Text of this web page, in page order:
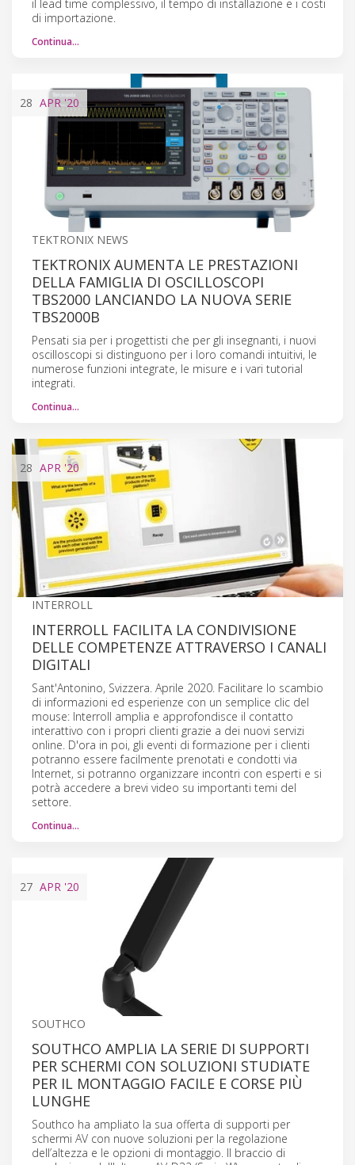
il lead time complessivo, il tempo di installazione e i costi
di importazione.
Continua…
28 APR '20
TEKTRONIX NEWS
TEKTRONIX AUMENTA LE PRESTAZIONI
DELLA FAMIGLIA DI OSCILLOSCOPI
TBS2000 LANCIANDO LA NUOVA SERIE
TBS2000B
Pensati sia per i progettisti che per gli insegnanti, i nuovi
oscilloscopi si distinguono per i loro comandi intuitivi, le
numerose funzioni integrate, le misure e i vari tutorial
integrati.
Continua…
28 APR'20
INTERROLL
INTERROLL FACILITA LA CONDIVISIONE
DELLE COMPETENZE ATTRAVERSO I CANALI
DIGITALI
Sant'Antonino, Svizzera. Aprile 2020. Facilitare lo scambio
di informazioni ed esperienze con un semplice clic del
mouse: Interroll amplia e approfondisce il contatto
interattivo con i propri clienti grazie a dei nuovi servizi
online. D'ora in poi, gli eventi di formazione per i clienti
potranno essere facilmente prenotati e condotti via
Internet, si potranno organizzare incontri con esperti e si
potrà accedere a brevi video su importanti temi del
settore.
Continua…
27 APR '20
SOUTHCO
SOUTHCO AMPLIA LA SERIE DI SUPPORTI
PER SCHERMI CON SOLUZIONI STUDIATE
PER IL MONTAGGIO FACILE E CORSE PIÙ
LUNGHE
Southco ha ampliato la sua offerta di supporti per
schermi AV con nuove soluzioni per la regolazione
dell’altezza e le opzioni di montaggio. Il braccio di